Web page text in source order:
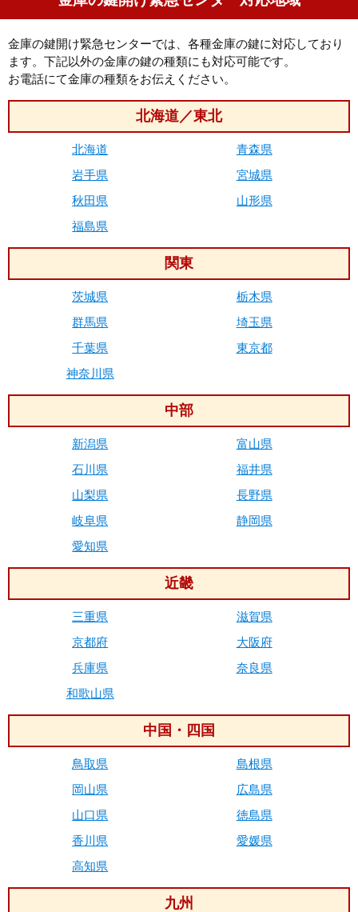
金庫の鍵開け緊急センターでは、各種金庫の鍵に対応しており
ます。下記以外の金庫の鍵の種類にも対応可能です。
お電話にて金庫の種類をお伝えください。
北海道／東北
北海道
青森県
岩手県
宮城県
秋田県
山形県
福島県
関東
茨城県
栃木県
群馬県
埼玉県
千葉県
東京都
神奈川県
中部
新潟県
富山県
石川県
福井県
山梨県
長野県
岐阜県
静岡県
愛知県
近畿
三重県
滋賀県
京都府
大阪府
兵庫県
奈良県
和歌山県
中国・四国
鳥取県
島根県
岡山県
広島県
山口県
徳島県
香川県
愛媛県
高知県
九州